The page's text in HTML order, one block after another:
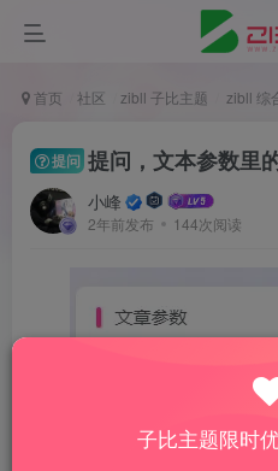
首页 社区 zibll 子比主题 zibll 综
提问 提问，文本参数里
小峰
2年前发布 144次阅读
子比主题限时